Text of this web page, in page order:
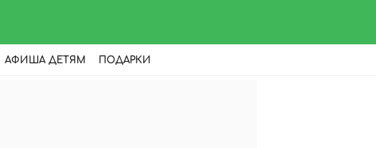
АФИША ДЕТЯМ ПОДАРКИ